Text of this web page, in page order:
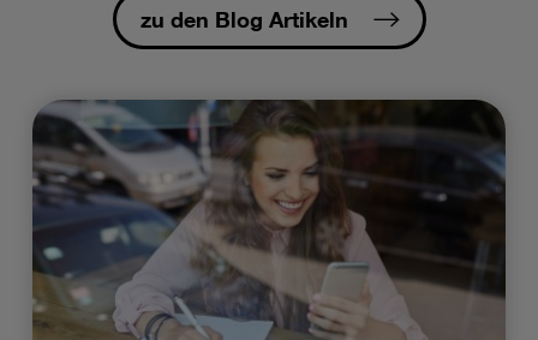
zu den Blog Artikeln